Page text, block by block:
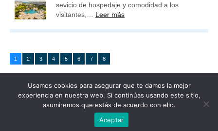
sevicio de hospedaje y comodidad a los
visitantes,… Leer más
1 2 3 4 5 6 7 8
Usamos cookies para asegurar que te damos la mejor
experiencia en nuestra web. Si continúas usando este sitio,
asumiremos que estás de acuerdo con ello.
Aceptar
Publicidad Redacción Contacto
Todos los derechos reservados
Grupo Preferente